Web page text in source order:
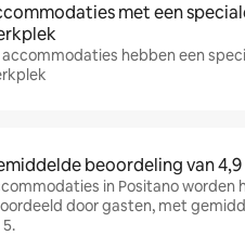
met een
accommodaties hebben een
beoordeling van 4,9
in Positano worden
door gasten, met